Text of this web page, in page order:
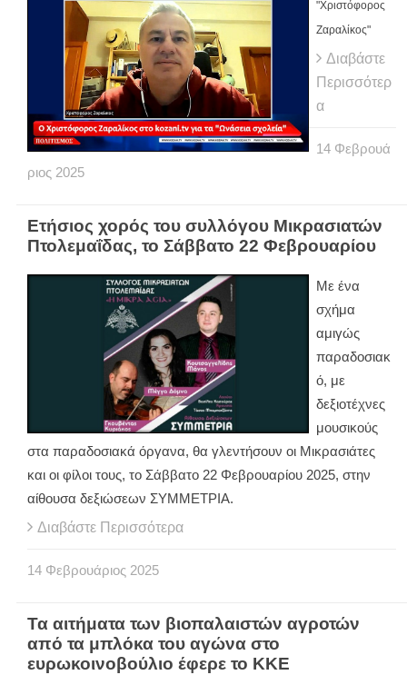
"Χριστόφορος
Ζαραλίκος"
Διαβάστε
Περισσότερ
α
14 Φεβρουά
ριος 2025
Ετήσιος χορός του συλλόγου Μικρασιατών
Πτολεμαΐδας, το Σάββατο 22 Φεβρουαρίου
Με ένα
σχήμα
αμιγώς
παραδοσιακ
ό, με
δεξιοτέχνες
μουσικούς
στα παραδοσιακά όργανα, θα γλεντήσουν οι Μικρασιάτες
και οι φίλοι τους, το Σάββατο 22 Φεβρουαρίου 2025, στην
αίθουσα δεξιώσεων ΣΥΜΜΕΤΡΙΑ.
Διαβάστε Περισσότερα
14 Φεβρουάριος 2025
Τα αιτήματα των βιοπαλαιστών αγροτών
από τα μπλόκα του αγώνα στο
ευρωκοινοβούλιο έφερε το ΚΚΕ